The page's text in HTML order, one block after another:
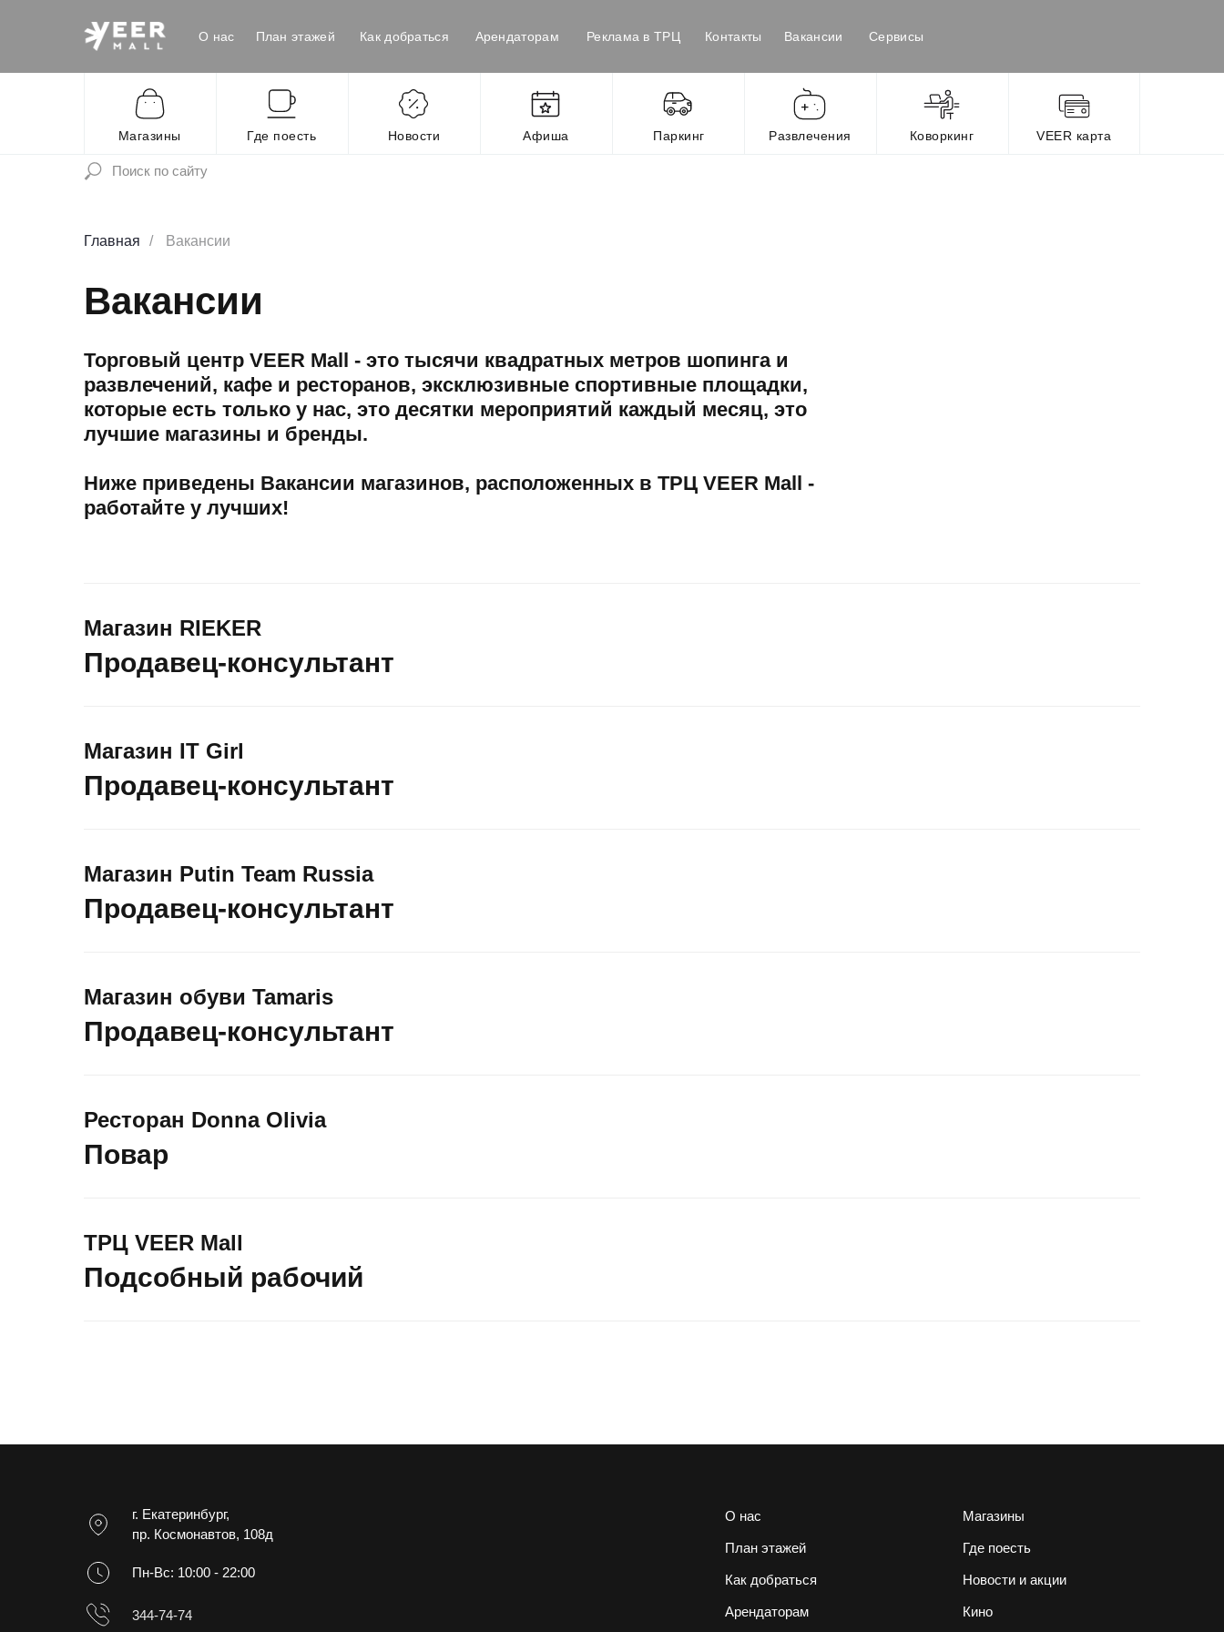
Магазины Где поесть Новости Паркинг Развлечения
О нас План этажей
VEER карта
Как добраться Арендаторам Контакты
Реклама в ТРЦ
Афиша Коворкинг
Сервисы
Вакансии
Главная / Вакансии
Вакансии
Торговый центр VEER Mall - это тысячи квадратных метров шопинга и
развлечений, кафе и ресторанов, эксклюзивные спортивные площадки,
которые есть только у нас, это десятки мероприятий каждый месяц, это
лучшие магазины и бренды.
Ниже приведены Вакансии магазинов, расположенных в ТРЦ VEER Mall -
работайте у лучших!
Магазин RIEKER
Продавец-консультант
Магазин IT Girl
Продавец-консультант
Магазин Putin Team Russia
Продавец-консультант
Магазин обуви Tamaris
Продавец-консультант
Ресторан Donna Olivia
Повар
ТРЦ VEER Mall
Подсобный рабочий
г. Екатеринбург,
пр. Космонавтов, 108д
Пн-Вс: 10:00 - 22:00
344-74-74
Магазины
Где поесть
Новости и акции
Кино
О нас
План этажей
Как добраться
Арендаторам